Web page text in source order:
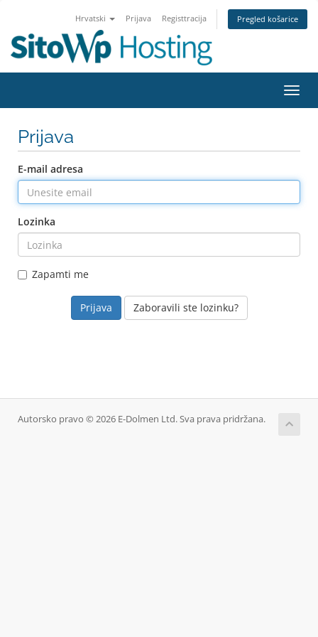
Hrvatski Prijava Registtracija Pregled košarice
Prijava
E-mail adresa
Lozinka
Zapamti me
Zaboravili ste lozinku?
Autorsko pravo © 2026 E-Dolmen Ltd. Sva prava pridržana.